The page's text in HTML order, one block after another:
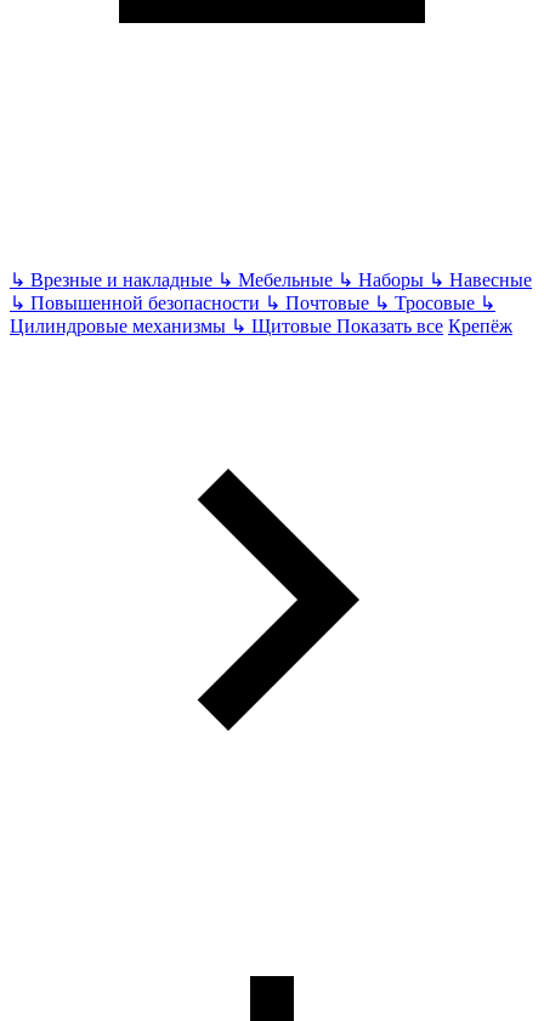
↳ Врезные и накладные ↳ Мебельные ↳ Наборы ↳ Навесные
↳ Повышенной безопасности ↳ Почтовые ↳ Тросовые ↳
Цилиндровые механизмы ↳ Щитовые Показать все Крепёж